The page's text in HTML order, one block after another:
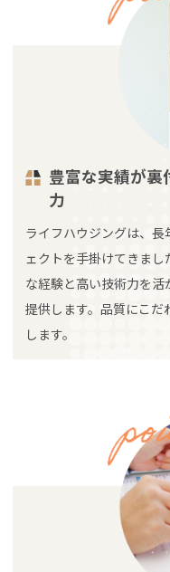
豊富な実績が裏
力
ライフハウジングは、
ェクトを手掛けてきま
な経験と高い技術力を
提供します。品質にこだ
します。